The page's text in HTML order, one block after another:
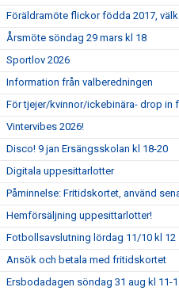
Föräldramöte flickor födda 2017,
Årsmöte söndag 29 mars kl 18
Sportlov 2026
Information från valberedningen
För tjejer/kvinnor/ickebinära- drop in
Vintervibes 2026!
Disco! 9 jan Ersängsskolan kl 18-20
Digitala uppesittarlotter
Påminnelse: Fritidskortet, använd
Hemförsäljning uppesittarlotter!
Fotbollsavslutning lördag 11/10 kl 12
Ansök och betala med fritidskortet
Ersbodadagen söndag 31 aug kl 11-